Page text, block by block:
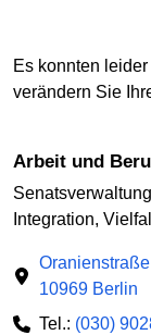
Es konnten
verändern Sie
Arbeit und
Integration,
10969 Berlin
Tel.: (030)